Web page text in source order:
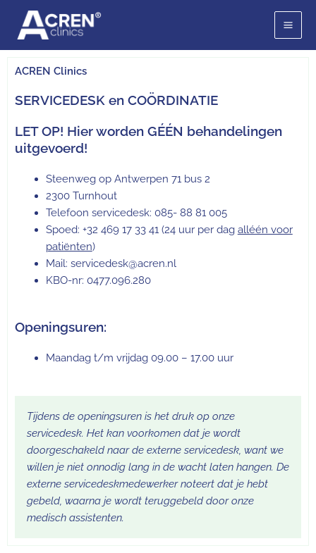
ACREN Clinics
SERVICEDESK en COÖRDINATIE
LET OP! Hier worden GÉÉN behandelingen
uitgevoerd!
Steenweg op Antwerpen 71 bus 2
2300 Turnhout
Telefoon servicedesk: 085- 88 81 005
Spoed: +32 469 17 33 41 (24 uur per dag alléén voor
patiënten)
Mail: servicedesk@acren.nl
KBO-nr: 0477.096.280
Openingsuren:
Maandag t/m vrijdag 09.00 – 17.00 uur
Tijdens de openingsuren is het druk op onze
servicedesk. Het kan voorkomen dat je wordt
doorgeschakeld naar de externe servicedesk, want we
willen je niet onnodig lang in de wacht laten hangen. De
externe servicedeskmedewerker noteert dat je hebt
gebeld, waarna je wordt teruggebeld door onze
medisch assistenten.